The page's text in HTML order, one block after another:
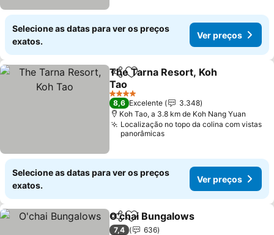
Selecione as datas para ver os preços
exatos.
Ver preços
PartilharAdicionar aos favoritos
The Tarna Resort, Koh
Tao
4 Estrelas
8,6 Excelente
3.348
Koh Tao, a 3.8 km de Koh Nang Yuan
Localização no topo da colina com vistas
panorâmicas
Selecione as datas para ver os preços
exatos.
Ver preços
PartilharAdicionar aos favoritos
O'chai Bungalows
7,4
636